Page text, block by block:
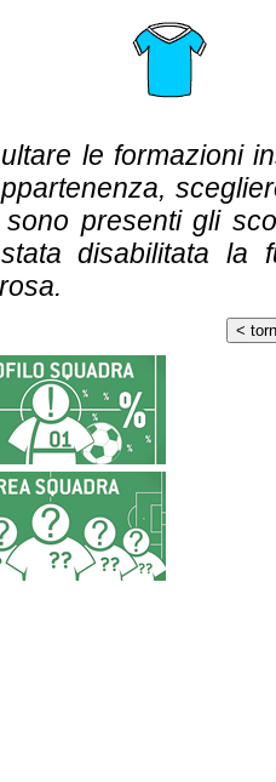
le formazioni
presenti gli
disabilitata la